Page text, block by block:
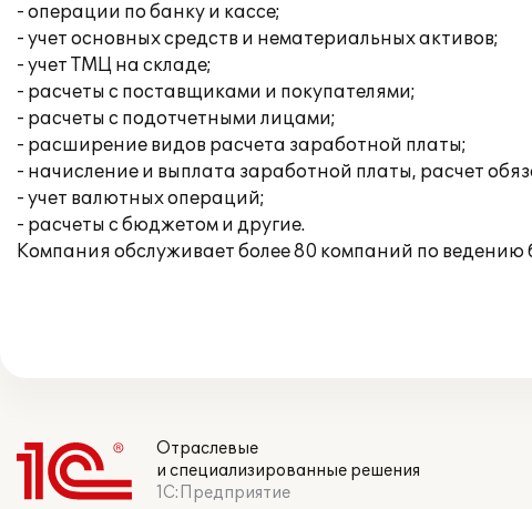
- операции по банку и кассе;
- учет основных средств и нематериальных активов;
- учет ТМЦ на складе;
- расчеты с поставщиками и покупателями;
- расчеты с подотчетными лицами;
- расширение видов расчета заработной платы;
- начисление и выплата заработной платы, расчет
- учет валютных операций;
- расчеты с бюджетом и другие.
Компания обслуживает более 80 компаний по ведению
Отраслевые
и специализированные решения
1С:Предприятие